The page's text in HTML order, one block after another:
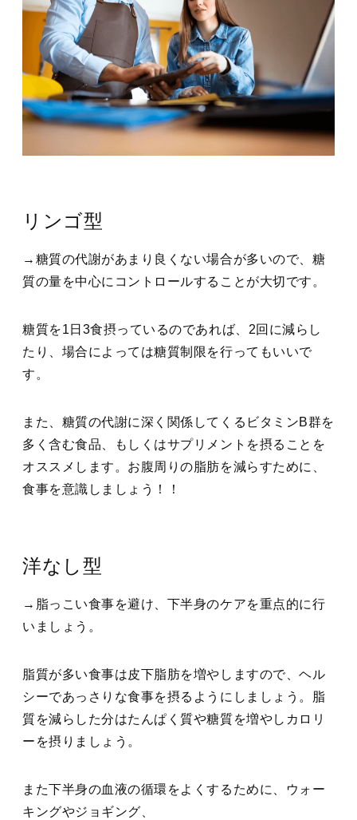
リンゴ型
→糖質の代謝があまり良くない場合が多いので、糖
質の量を中心にコントロールすることが大切です。
糖質を1日3食摂っているのであれば、2回に減らし
たり、場合によっては糖質制限を行ってもいいで
す。
また、糖質の代謝に深く関係してくるビタミンB群を
多く含む食品、もしくはサプリメントを摂ることを
オススメします。お腹周りの脂肪を減らすために、
食事を意識しましょう！！
洋なし型
→脂っこい食事を避け、下半身のケアを重点的に行
いましょう。
脂質が多い食事は皮下脂肪を増やしますので、ヘル
シーであっさりな食事を摂るようにしましょう。脂
質を減らした分はたんぱく質や糖質を増やしカロリ
ーを摂りましょう。
また下半身の血液の循環をよくするために、ウォー
キングやジョギング、